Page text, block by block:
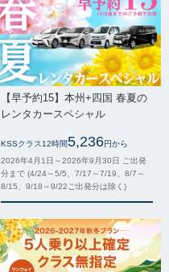
【早予約15】本州+四国 春夏の
レンタカースペシャル
KSSクラス12時間5,236円から
2026年4月1日～2026年9月30日 ご出発
分まで (4/24～5/5、7/17～7/19、8/7～
8/15、9/18～9/22ご出発分は除く)